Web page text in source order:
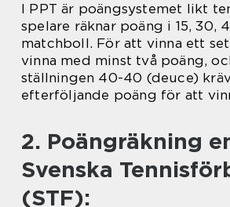
I PPT är poängsystemet likt
spelare räknar poäng i 15, 30,
matchboll. För att vinna ett set
vinna med minst två poäng,
ställningen 40-40 (deuce)
efterföljande poäng för att
2. Poängräkning
Svenska
(STF):